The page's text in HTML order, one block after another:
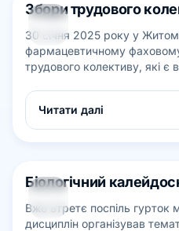
30
Збори трудового
30 січня 2025 року у
фармацевтичному
трудового колективу, які
Читати далі
29
Біологічний
Вже втретє поспіль гурток
дисциплін організував